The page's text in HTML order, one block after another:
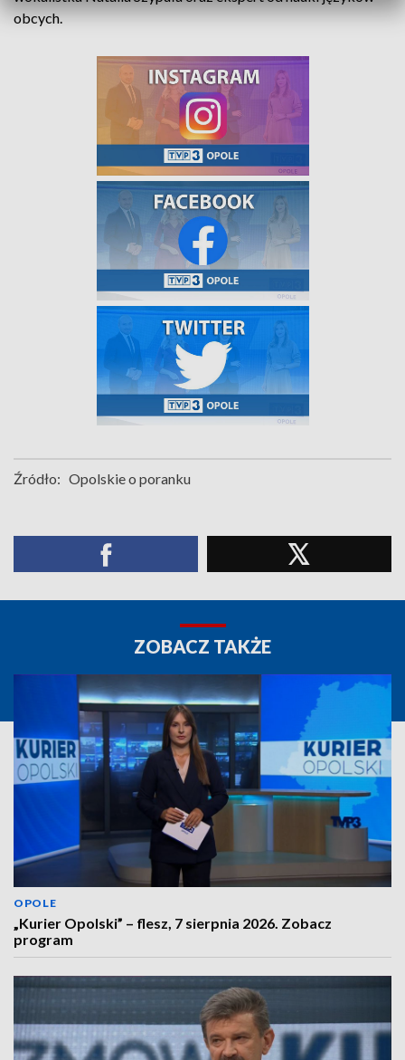
obcych.
Źródło: Opolskie o poranku
ZOBACZ TAKŻE
OPOLE
„Kurier Opolski” – flesz, 7 sierpnia 2026. Zobacz
program